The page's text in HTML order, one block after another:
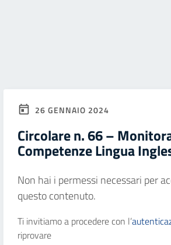
26 GENNAIO 2024
Circolare n. 66 –
Competenze Lingua
Non hai i permessi necessari per
questo contenuto.
Ti invitiamo a procedere con l’
riprovare